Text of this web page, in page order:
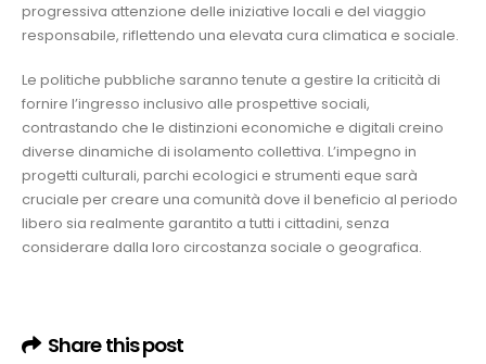
progressiva attenzione delle iniziative locali e del viaggio
responsabile, riflettendo una elevata cura climatica e sociale.
Le politiche pubbliche saranno tenute a gestire la criticità di
fornire l’ingresso inclusivo alle prospettive sociali,
contrastando che le distinzioni economiche e digitali creino
diverse dinamiche di isolamento collettiva. L’impegno in
progetti culturali, parchi ecologici e strumenti eque sarà
cruciale per creare una comunità dove il beneficio al periodo
libero sia realmente garantito a tutti i cittadini, senza
considerare dalla loro circostanza sociale o geografica.
Share this post